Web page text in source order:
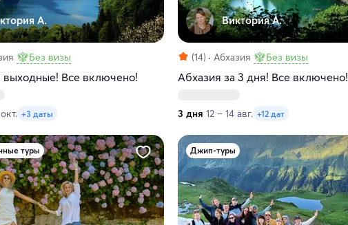
А.
Без визы
выходные! Все включено!
+3 даты
Виктория А.
(14) Абхазия Без визы
Абхазия за 3 дня! Все включено!
3 дня 12 – 14 авг. +12 дат
туры Джип-туры